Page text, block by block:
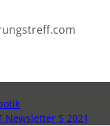
Newsletter 5 2021